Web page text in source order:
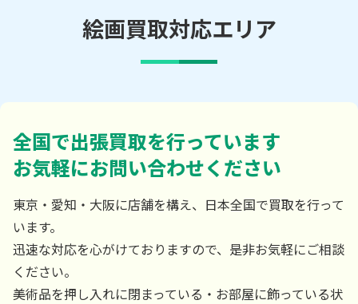
絵画買取対応エリア
全国で出張買取を行っています
お気軽にお問い合わせください
東京・愛知・大阪に店舗を構え、日本全国で買取を行って
います。
迅速な対応を心がけておりますので、是非お気軽にご相談
ください。
美術品を押し入れに閉まっている・お部屋に飾っている状